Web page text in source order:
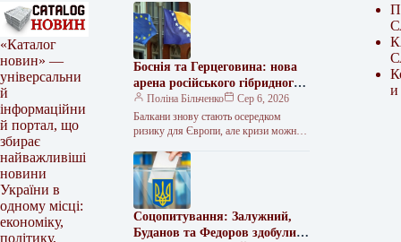
«Каталог
новин» —
універсальни
й
інформаційни
й портал, що
збирає
найважливіші
новини
України в
одному місці:
економіку,
політику,
Боснія та Герцеговина: нова
арена російського гібридного
протистояння?
Поліна Більченко
Сер 6, 2026
Балкани знову стають осередком
ризику для Європи, але кризи можна
зосереджена на протистоянні Росії в
Україні,…
Соцопитування: Залужний,
Буданов та Федоров здобули б
и